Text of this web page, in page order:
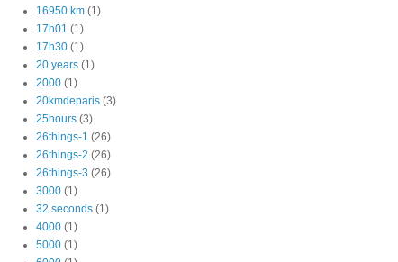
16950 km (1)
17h01 (1)
17h30 (1)
20 years (1)
2000 (1)
20kmdeparis (3)
25hours (3)
26things-1 (26)
26things-2 (26)
26things-3 (26)
3000 (1)
32 seconds (1)
4000 (1)
5000 (1)